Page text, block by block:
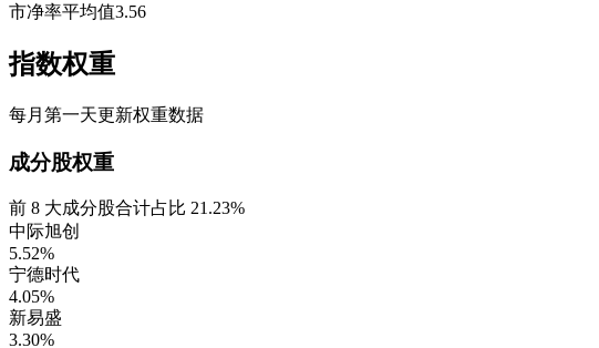
市净率平均值3.56
指数权重
每月第一天更新权重数据
成分股权重
前 8 大成分股合计占比 21.23%
中际旭创
5.52%
宁德时代
4.05%
新易盛
3.30%